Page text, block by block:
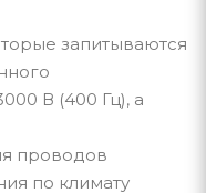
запитываются
В (400 Гц), а
проводов
по климату